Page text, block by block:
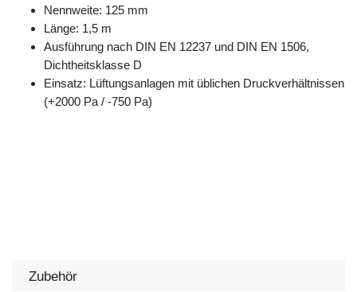
Nennweite: 125 mm
Länge: 1,5 m
Ausführung nach DIN EN 12237 und DIN EN 1506,
Dichtheitsklasse D
Einsatz: Lüftungsanlagen mit üblichen Druckverhältnissen
(+2000 Pa / -750 Pa)
Zubehör